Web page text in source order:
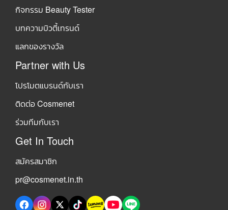
กิจกรรม Beauty Tester
บทความบิวตี้เทรนด์
แลกของรางวัล
Partner with Us
โปรโมตแบรนด์กับเรา
ติดต่อ Cosmenet
ร่วมทีมกับเรา
Get In Touch
สมัครสมาชิก
pr@cosmenet.in.th